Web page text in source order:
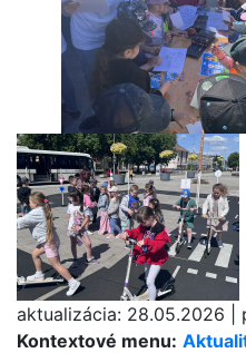
Kontextové menu:
aktualizácia: 28.05.2026